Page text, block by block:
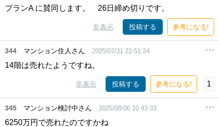
プランA に賛同します。 26日締め切りです。
非表示 投稿する 参考になる!
344 マンション住人さん 2025/07/31 22:51:24
14階は売れたようですね。
非表示 投稿する 参考になる! 1
345 マンション検討中さん 2025/08/06 10:43:33
6250万円で売れたのですかね